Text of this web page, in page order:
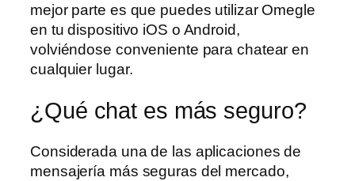
mejor parte es que puedes utilizar Omegle
en tu dispositivo iOS o Android,
volviéndose conveniente para chatear en
cualquier lugar.
¿Qué chat es más seguro?
Considerada una de las aplicaciones de
mensajería más seguras del mercado,